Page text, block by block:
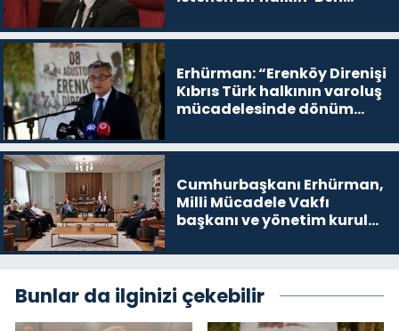
devam edeceğim’ dediği
Erhürman: “Erenköy Direnişi
Kıbrıs Türk halkının varoluş
mücadelesinde dönüm
Cumhurbaşkanı Erhürman,
Milli Mücadele Vakfı
başkanı ve yönetim kurulu
Bunlar da ilginizi çekebilir